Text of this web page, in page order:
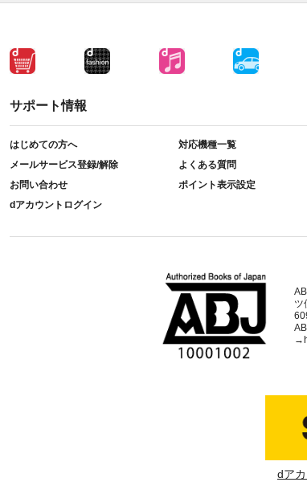
サポート情報
はじめての方へ
対応機種一覧
メールサービス登録/解除
よくある質問
お問い合わせ
ポイント表示設定
dアカウントログイン
ツ
→
dア